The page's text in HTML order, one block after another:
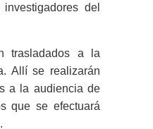
del
trasladados a la
Allí se realizarán
a la audiencia de
que se efectuará